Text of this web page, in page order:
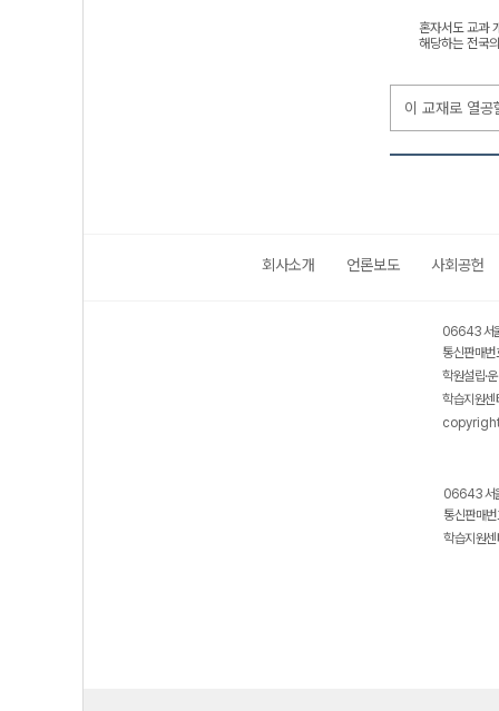
혼자서도 교과
해당하는 전국
이 교재로 열
회사소개 언론보도 사회공헌
06643 서
통신판매
학원설립·
학습지원
06643 서
통신판매
학습지원